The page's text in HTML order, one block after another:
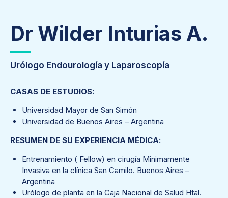
Dr Wilder Inturias A.
Urólogo Endourología y Laparoscopía
CASAS DE ESTUDIOS:
Universidad Mayor de San Simón
Universidad de Buenos Aires – Argentina
RESUMEN DE SU EXPERIENCIA MÉDICA:
Entrenamiento ( Fellow) en cirugía Minimamente
Invasiva en la clínica San Camilo. Buenos Aires –
Argentina
Urólogo de planta en la Caja Nacional de Salud Htal.